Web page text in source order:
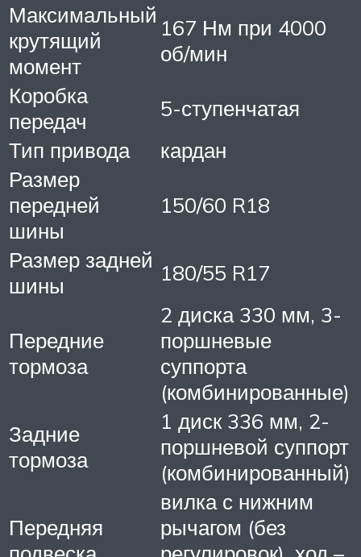
Максимальный
крутящий
момент
167 Нм при 4000
об/мин
Коробка
передач
5-ступенчатая
Тип привода
кардан
Размер
передней
шины
150/60 R18
Размер задней
шины
180/55 R17
Передние
тормоза
2 диска 330 мм, 3-
поршневые
суппорта
(комбинированные)
Задние
тормоза
1 диск 336 мм, 2-
поршневой суппорт
(комбинированный)
Передняя
вилка с нижним
рычагом (без